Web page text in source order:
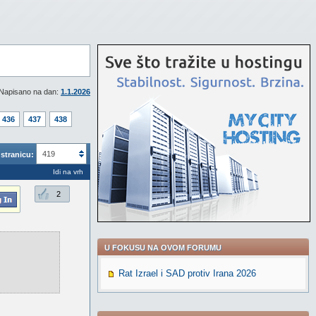
na dan: 1.1.2026
436 437 438
419
Idi na vrh
2
U FOKUSU NA OVOM FORUMU
Rat Izrael i SAD protiv Irana 2026